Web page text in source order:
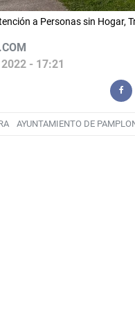
a Personas sin Hogar,
- 17:21
AYUNTAMIENTO DE